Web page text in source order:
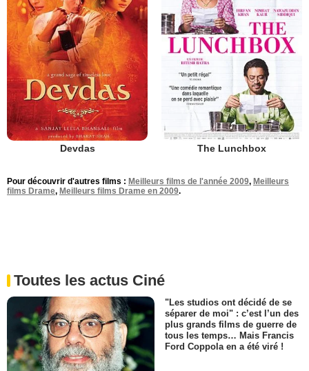
Devdas The Lunchbox
Pour découvrir d'autres films : Meilleurs films de l'année 2009, Meilleurs
films Drame, Meilleurs films Drame en 2009.
Toutes les actus Ciné
"Les studios ont décidé de se
séparer de moi" : c’est l’un des
plus grands films de guerre de
tous les temps… Mais Francis
Ford Coppola en a été viré !